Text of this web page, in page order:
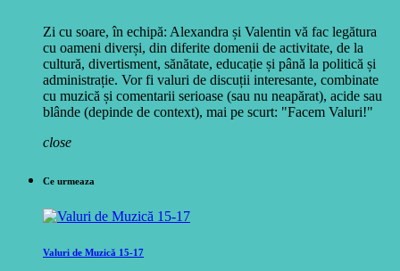
Zi cu soare, în echipă: Alexandra și Valentin vă fac legătura
cu oameni diverși, din diferite domenii de activitate, de la
cultură, divertisment, sănătate, educație și până la politică și
administrație. Vor fi valuri de discuții interesante, combinate
cu muzică și comentarii serioase (sau nu neapărat), acide sau
blânde (depinde de context), mai pe scurt: "Facem Valuri!"
close
Ce urmeaza
Valuri de Muzică 15-17